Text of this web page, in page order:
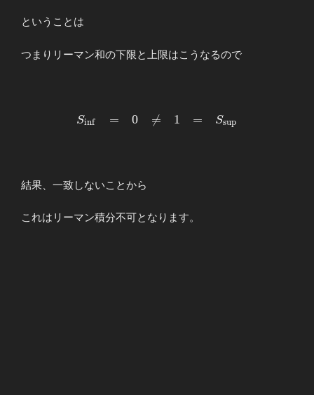
ということは
つまりリーマン和の下限と上限はこうなるので
\begin{array}{llllll}
Sinf = 0 
= 1 = Ssup
結果、一致しないことから
これはリーマン積分不可となります。